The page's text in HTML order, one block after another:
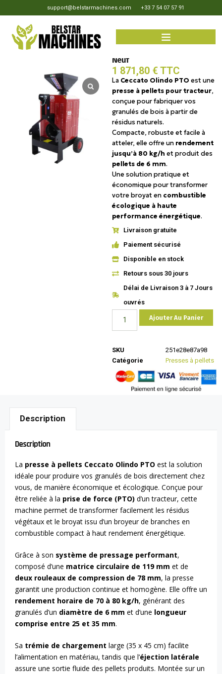
support@belstarmachines.com +33 7 54 07 57 91
Ceccato Olindo – Presse à
Neuf
1 871,80 € TTC
La Ceccato Olindo PTO est une
presse à pellets pour tracteur,
conçue pour fabriquer vos
granulés de bois à partir de
résidus naturels.
Compacte, robuste et facile à
atteler, elle offre un rendement
jusqu’à 80 kg/h et produit des
pellets de 6 mm.
Une solution pratique et
économique pour transformer
votre broyat en combustible
écologique à haute
performance énergétique.
Livraison gratuite
Paiement sécurisé
Disponible en stock
Retours sous 30 jours
Délai de Livraison 3 à 7 Jours
ouvrés
Ajouter Au Panier
SKU
251e28e87a98
Catégorie
Presses à pellets
Description
Description
La presse à pellets Ceccato Olindo PTO est la solution
idéale pour produire vos granulés de bois directement chez
vous, de manière économique et écologique. Conçue pour
être reliée à la prise de force (PTO) d’un tracteur, cette
machine permet de transformer facilement les résidus
végétaux et le broyat issu d’un broyeur de branches en
combustible compact à haut rendement énergétique.
Grâce à son système de pressage performant,
composé d’une matrice circulaire de 119 mm et de
deux rouleaux de compression de 78 mm, la presse
garantit une production continue et homogène. Elle offre un
rendement horaire de 70 à 80 kg/h, générant des
granulés d’un diamètre de 6 mm et d’une longueur
comprise entre 25 et 35 mm.
Sa trémie de chargement large (35 x 45 cm) facilite
l’alimentation en matériau, tandis que l’éjection latérale
assure une sortie fluide des pellets produits. Montée sur un